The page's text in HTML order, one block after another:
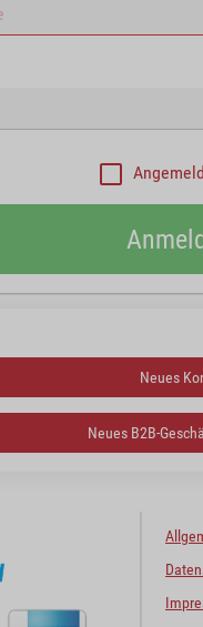
Neues
Neues B2B-